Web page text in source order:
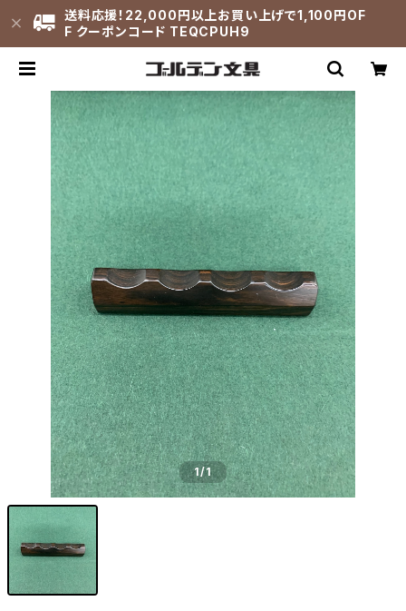
送料応援！22,000円以上お買い上げで1,100円OF
F クーポンコード TEQCPUH9
1/1